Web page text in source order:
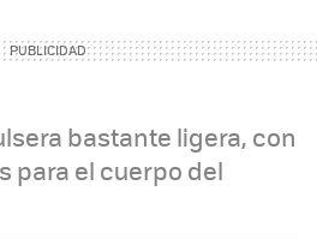
bastante ligera, con
para el cuerpo del